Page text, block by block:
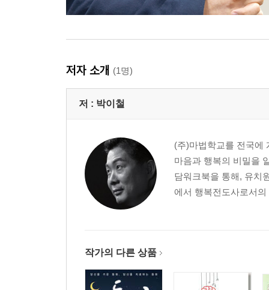
저자 소개 (1명)
저 : 박이철
(주)마법학교를 전국에
마음과 행복의 비밀을
담워크북을 통해, 유치
에서 행복전도사로서
작가의 다른 상품